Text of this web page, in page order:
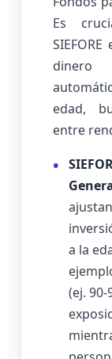
Es
edad,
entre
a la
(ej.